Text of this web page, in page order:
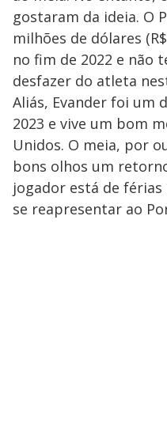
gostaram da ideia. O
milhões de dólares
no fim de 2022 e não
desfazer do atleta
Aliás, Evander foi um
2023 e vive um bom
Unidos. O meia, por
bons olhos um
jogador está de férias
se reapresentar ao